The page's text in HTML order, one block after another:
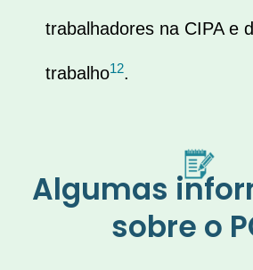
trabalhadores na CIPA e
trabalho12.
Algumas
sobre o